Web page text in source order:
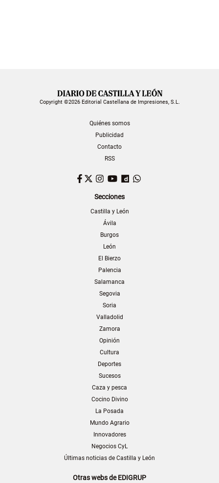
Copyright ©2026 Editorial Castellana de Impresiones, S.L.
Quiénes somos
Publicidad
Contacto
RSS
Facebook
TwitterInstagram
YouTubeDailymotion
Secciones
Castilla y León
Ávila
Burgos
León
El Bierzo
Palencia
Salamanca
Segovia
Soria
Valladolid
Zamora
Opinión
Cultura
Deportes
Sucesos
Caza y pesca
Cocino Divino
La Posada
Mundo Agrario
Innovadores
Negocios CyL
Últimas noticias de Castilla y León
Otras webs de EDIGRUP